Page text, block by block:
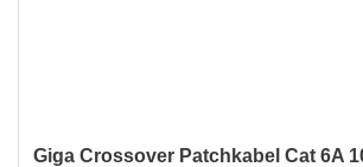
Giga Crossover Patchkabel Cat 6A